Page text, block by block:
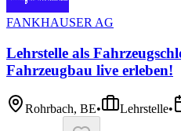
FANKHAUSER AG
Lehrstelle als
Fahrzeugbau live erleben!
Rohrbach, BE• Lehrstelle•